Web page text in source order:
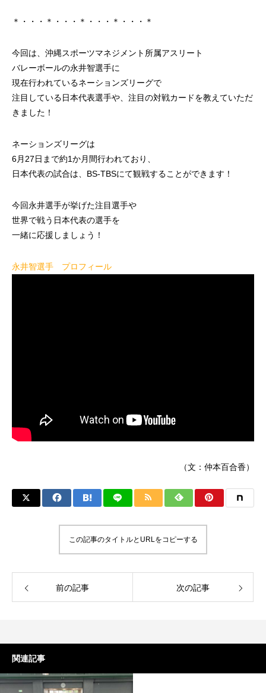
＊・・・＊・・・＊・・・＊・・・＊
今回は、沖縄スポーツマネジメント所属アスリート
バレーボールの永井智選手に
現在行われているネーションズリーグで
注目している日本代表選手や、注目の対戦カードを教えていただ
きました！
ネーションズリーグは
6月27日まで約1か月間行われており、
日本代表の試合は、BS-TBSにて観戦することができます！
今回永井選手が挙げた注目選手や
世界で戦う日本代表の選手を
一緒に応援しましょう！
永井智選手 プロフィール
（文：仲本百合香）
この記事のタイトルとURLをコピーする
前の記事 次の記事
関連記事